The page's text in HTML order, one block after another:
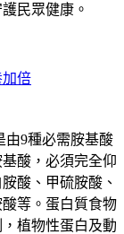
民眾健康。
倍
由9種必需胺基酸
酸，必須完全仰
酸、甲硫胺酸、
等。蛋白質食物
植物性蛋白及動